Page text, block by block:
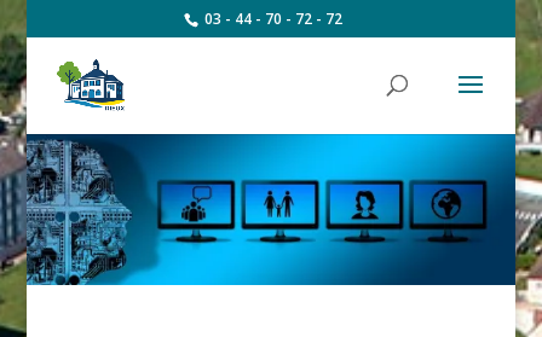
03 - 44 - 70 - 72 - 72